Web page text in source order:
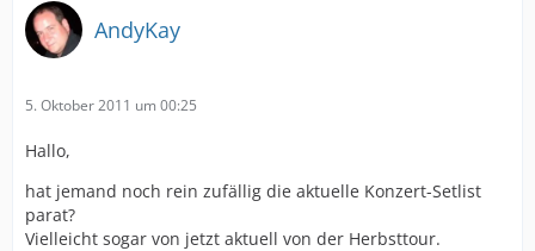
AndyKay
5. Oktober 2011 um 00:25
Hallo,
hat jemand noch rein zufällig die aktuelle Konzert-Setlist
parat?
Vielleicht sogar von jetzt aktuell von der Herbsttour.